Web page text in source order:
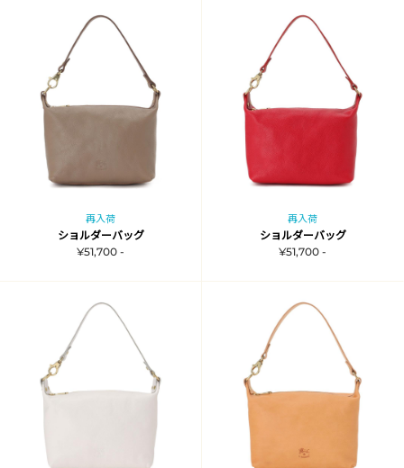
再入荷
ショルダーバッグ
¥51,700 -
再入荷
ショルダーバッグ
¥51,700 -